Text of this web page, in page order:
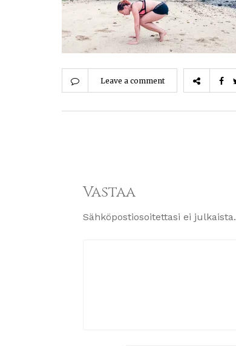
Leave a comment
Vastaa
Sähköpostiosoitettasi ei julkaista.